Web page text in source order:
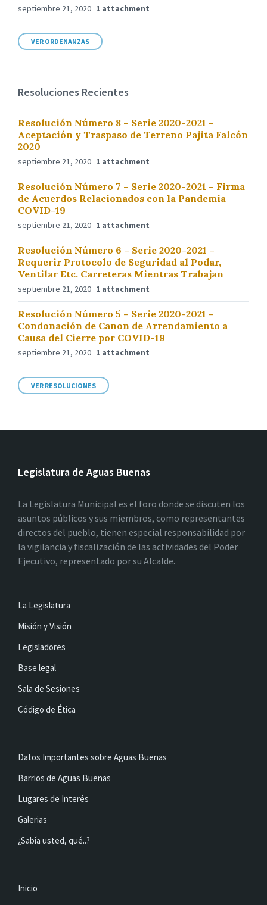
septiembre 21, 2020 1 attachment
VER ORDENANZAS
Resoluciones Recientes
Resolución Número 8 – Serie 2020-2021 –
Aceptación y Traspaso de Terreno Pajita Falcón
2020
septiembre 21, 2020 1 attachment
Resolución Número 7 – Serie 2020-2021 – Firma
de Acuerdos Relacionados con la Pandemia
COVID-19
septiembre 21, 2020 1 attachment
Resolución Número 6 – Serie 2020-2021 –
Requerir Protocolo de Seguridad al Podar,
Ventilar Etc. Carreteras Mientras Trabajan
septiembre 21, 2020 1 attachment
Resolución Número 5 – Serie 2020-2021 –
Condonación de Canon de Arrendamiento a
Causa del Cierre por COVID-19
septiembre 21, 2020 1 attachment
VER RESOLUCIONES
Legislatura de Aguas Buenas
La Legislatura Municipal es el foro donde se discuten los
asuntos públicos y sus miembros, como representantes
directos del pueblo, tienen especial responsabilidad por
la vigilancia y fiscalización de las actividades del Poder
Ejecutivo, representado por su Alcalde.
La Legislatura
Misión y Visión
Legisladores
Base legal
Sala de Sesiones
Código de Ética
Datos Importantes sobre Aguas Buenas
Barrios de Aguas Buenas
Lugares de Interés
Galerias
¿Sabía usted, qué..?
Inicio